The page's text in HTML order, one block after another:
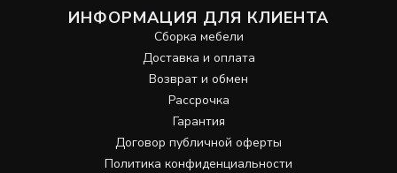
ИНФОРМАЦИЯ ДЛЯ КЛИЕНТА
Сборка мебели
Доставка и оплата
Возврат и обмен
Рассрочка
Гарантия
Договор публичной оферты
Политика конфиденциальности